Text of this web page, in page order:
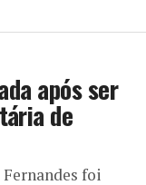
após ser
de
foi